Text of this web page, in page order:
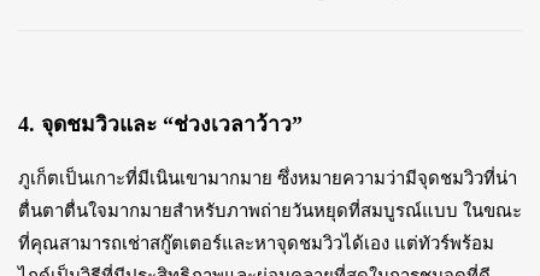
4. จุดชมวิวและ “ช่วงเวลาว้าว”
ภูเก็ตเป็นเกาะที่มีเนินเขามากมาย ซึ่งหมายความว่ามีจุดชมวิวที่น่า
ตื่นตาตื่นใจมากมายสำหรับภาพถ่ายวันหยุดที่สมบูรณ์แบบ ในขณะ
ที่คุณสามารถเช่าสกู๊ตเตอร์และหาจุดชมวิวได้เอง แต่ทัวร์พร้อม